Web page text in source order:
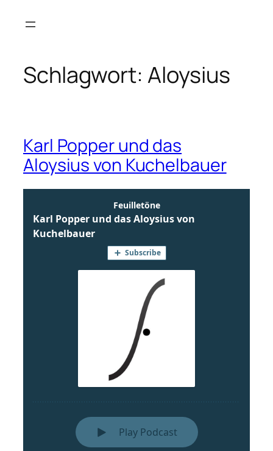
Inhalt
Schlagwort: Aloysius
Karl Popper und das
Aloysius von Kuchelbauer